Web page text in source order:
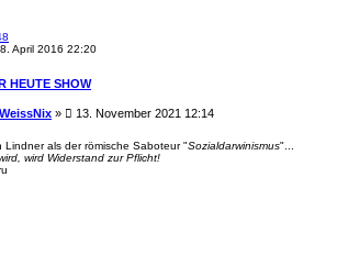
April 2016 22:20
HEUTE SHOW
WeissNix » 13. November 2021 12:14
Lindner als der römische Saboteur "Sozialdarwinismus"...
wird Widerstand zur Pflicht!